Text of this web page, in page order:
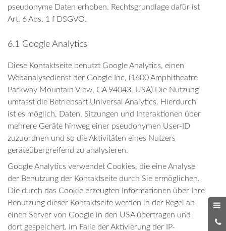
pseudonyme Daten erhoben. Rechtsgrundlage dafür ist
Art. 6 Abs. 1 f DSGVO.
6.1 Google Analytics
Diese Kontaktseite benutzt Google Analytics, einen
Webanalysedienst der Google Inc, (1600 Amphitheatre
Parkway Mountain View, CA 94043, USA) Die Nutzung
umfasst die Betriebsart Universal Analytics. Hierdurch
ist es möglich, Daten, Sitzungen und Interaktionen über
mehrere Geräte hinweg einer pseudonymen User-ID
zuzuordnen und so die Aktivitäten eines Nutzers
geräteübergreifend zu analysieren.
Google Analytics verwendet Cookies, die eine Analyse
der Benutzung der Kontaktseite durch Sie ermöglichen.
Die durch das Cookie erzeugten Informationen über Ihre
Benutzung dieser Kontaktseite werden in der Regel an
einen Server von Google in den USA übertragen und
dort gespeichert. Im Falle der Aktivierung der IP-